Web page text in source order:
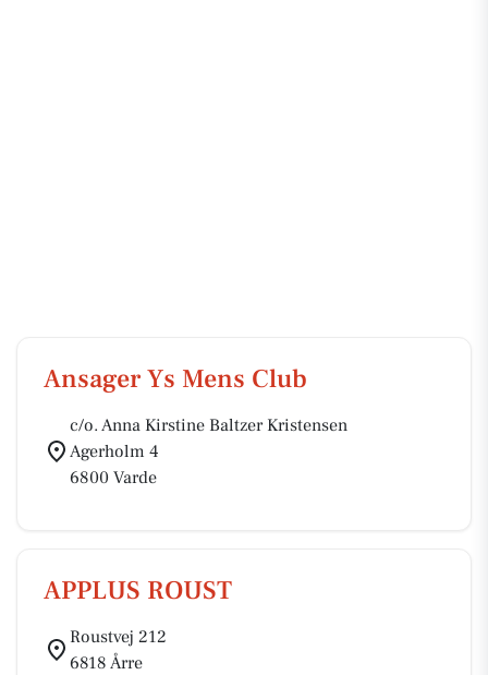
Ansager Ys Mens Club
c/o. Anna Kirstine Baltzer Kristensen
Agerholm 4
6800 Varde
APPLUS ROUST
Roustvej 212
6818 Årre